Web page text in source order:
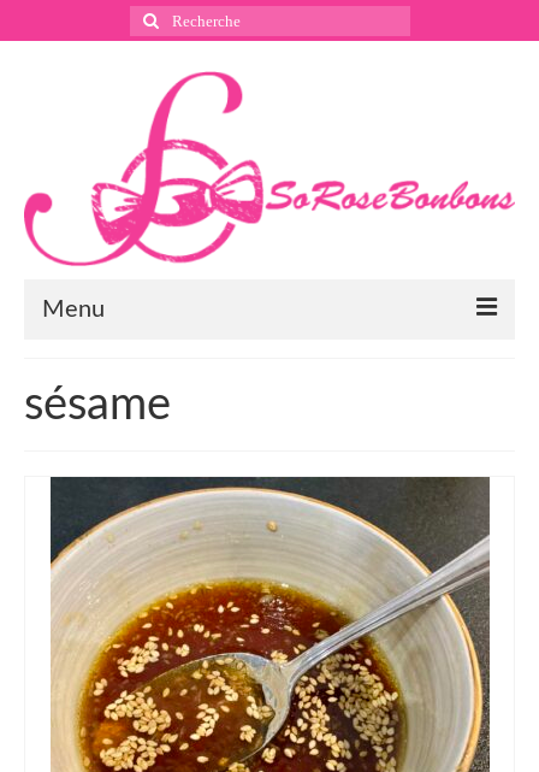
Rechercher
:
Menu
Instagram
Pinterest
Facebook
Liste
Entrées
Aumônières Feuilletés Samoussas
Blinis Cakes
sésame